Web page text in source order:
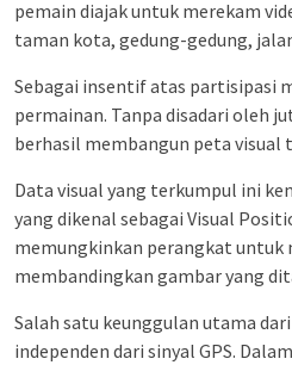
pemain diajak untuk merekam
taman kota, gedung-gedung,
Sebagai insentif atas partisipasi
permainan. Tanpa disadari oleh
berhasil membangun peta visual
Data visual yang terkumpul ini
yang dikenal sebagai Visual
memungkinkan perangkat untuk
membandingkan gambar yang
Salah satu keunggulan utama
independen dari sinyal GPS.